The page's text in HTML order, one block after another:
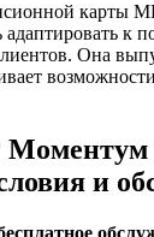
карты
адаптировать к
Она
и